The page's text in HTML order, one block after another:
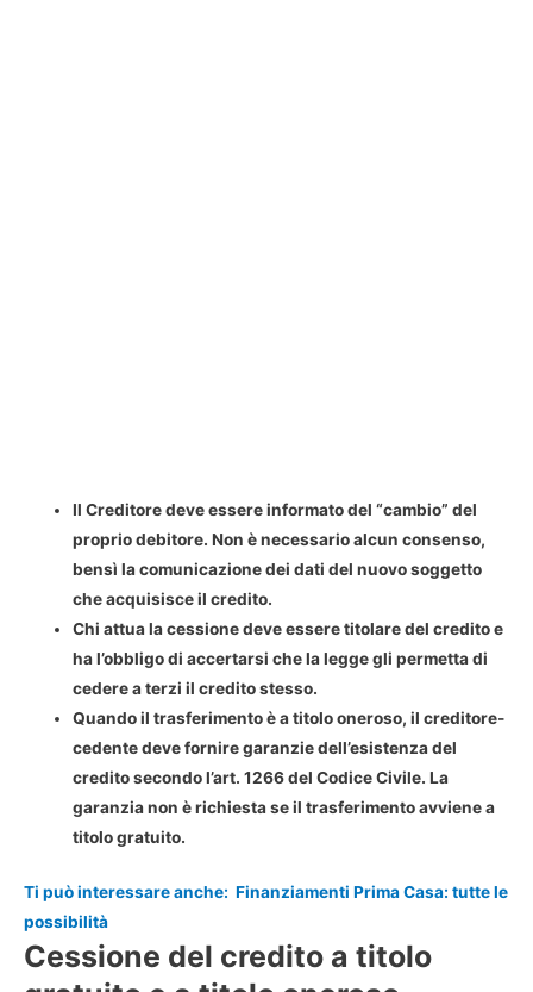
Il Creditore deve essere informato del “cambio” del
proprio debitore. Non è necessario alcun consenso,
bensì la comunicazione dei dati del nuovo soggetto
che acquisisce il credito.
Chi attua la cessione deve essere titolare del credito e
ha l’obbligo di accertarsi che la legge gli permetta di
cedere a terzi il credito stesso.
Quando il trasferimento è a titolo oneroso, il creditore-
cedente deve fornire garanzie dell’esistenza del
credito secondo l’art. 1266 del Codice Civile. La
garanzia non è richiesta se il trasferimento avviene a
titolo gratuito.
Ti può interessare anche: Finanziamenti Prima Casa: tutte le
possibilità
Cessione del credito a titolo